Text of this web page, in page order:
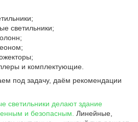
светильники;
и комплектующие.
под задачу, даём рекомендации
светильники делают здание
и безопасным.
Линейные,